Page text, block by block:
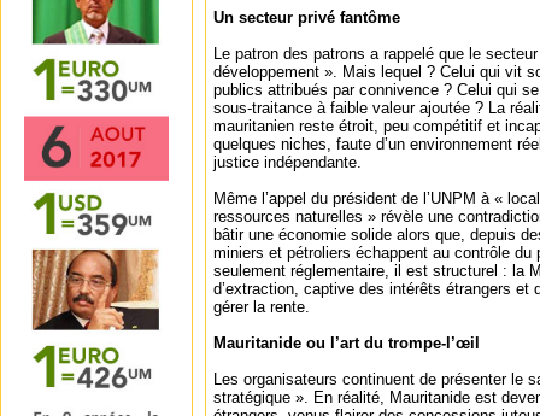
Un secteur privé fantôme
Le patron des patrons a rappelé que le
développement ». Mais lequel ? Celui qui vit
publics attribués par connivence ? Celui qui
sous-traitance à faible valeur ajoutée ? La
mauritanien reste étroit, peu compétitif et
quelques niches, faute d’un environnement
justice indépendante.
Même l’appel du président de l’UNPM à «
ressources naturelles » révèle une
bâtir une économie solide alors que, depuis
miniers et pétroliers échappent au contrôle du
seulement réglementaire, il est structurel : la
d’extraction, captive des intérêts étrangers et
gérer la rente.
Mauritanide ou l’art du trompe-l’œil
Les organisateurs continuent de présenter le
stratégique ». En réalité, Mauritanide est